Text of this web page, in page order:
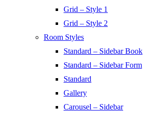
Grid – Style 1
Grid – Style 2
Room Styles
Standard – Sidebar Book
Standard – Sidebar Form
Standard
Gallery
Carousel – Sidebar